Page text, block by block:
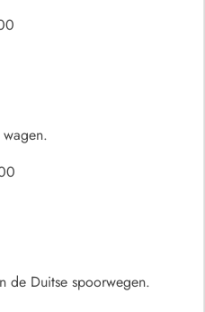
de Duitse spoorwegen.